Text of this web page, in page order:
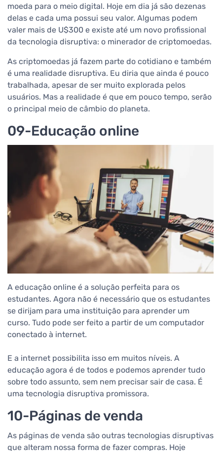
moeda para o meio digital. Hoje em dia já são dezenas
delas e cada uma possui seu valor. Algumas podem
valer mais de U$300 e existe até um novo profissional
da tecnologia disruptiva: o minerador de criptomoedas.
As criptomoedas já fazem parte do cotidiano e também
é uma realidade disruptiva. Eu diria que ainda é pouco
trabalhada, apesar de ser muito explorada pelos
usuários. Mas a realidade é que em pouco tempo, serão
o principal meio de câmbio do planeta.
09-Educação online
A educação online é a solução perfeita para os
estudantes. Agora não é necessário que os estudantes
se dirijam para uma instituição para aprender um
curso. Tudo pode ser feito a partir de um computador
conectado à internet.
E a internet possibilita isso em muitos níveis. A
educação agora é de todos e podemos aprender tudo
sobre todo assunto, sem nem precisar sair de casa. É
uma tecnologia disruptiva promissora.
10-Páginas de venda
As páginas de venda são outras tecnologias disruptivas
que alteram nossa forma de fazer compras. Hoje